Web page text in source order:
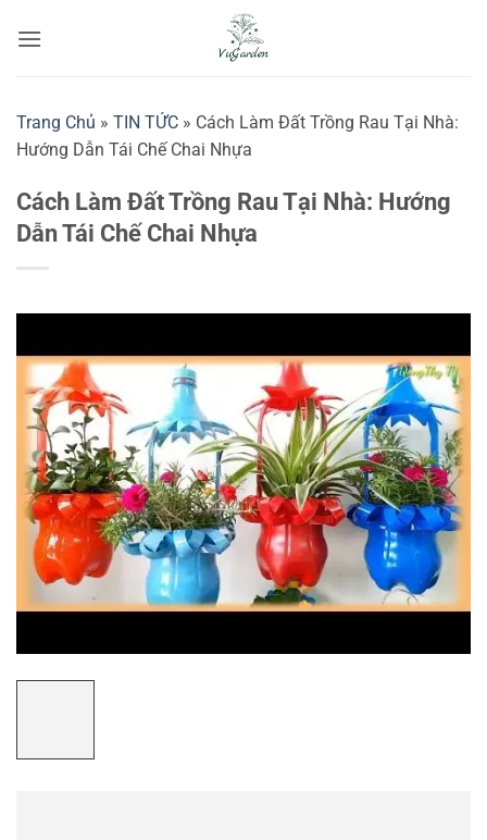
qua
Trang Chủ » TIN TỨC » Cách Làm Đất Trồng Rau Tại Nhà:
Hướng Dẫn Tái Chế Chai Nhựa
Cách Làm Đất Trồng Rau Tại Nhà: Hướng
Dẫn Tái Chế Chai Nhựa